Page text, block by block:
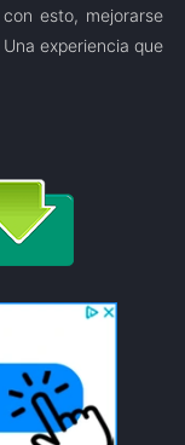
esto, mejorarse
experiencia que